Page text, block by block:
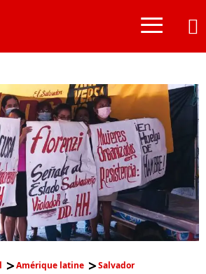
≡
Amérique latine Salvador